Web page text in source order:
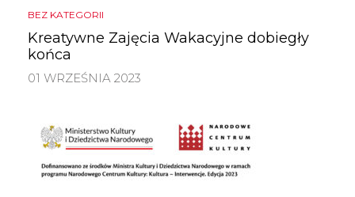
BEZ KATEGORII
Kreatywne Zajęcia Wakacyjne dobiegły
końca
01 WRZEŚNIA 2023